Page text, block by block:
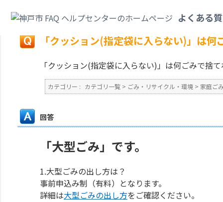
よくある
戻る
「クッション(指定袋に入らない)」は
「クッション(指定袋に入らない)」は何ごみで捨
カテゴリー : カテゴリ一覧 > ごみ・リサイクル・環境 > 家庭ご
回答
「大型ごみ」です。
1.大型ごみの出し方は？
事前申込み制（有料）となります。
詳細は大型ごみの出し方をご確認ください。